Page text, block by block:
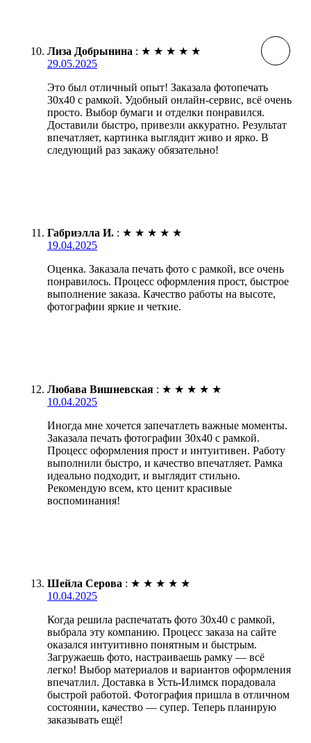
Лиза Добрынина : ★ ★ ★ ★ ★
29.05.2025
Это был отличный опыт! Заказала фотопечать
30х40 с рамкой. Удобный онлайн-сервис, всё очень
просто. Выбор бумаги и отделки понравился.
Доставили быстро, привезли аккуратно. Результат
впечатляет, картинка выглядит живо и ярко. В
следующий раз закажу обязательно!
Габриэлла И. : ★ ★ ★ ★ ★
19.04.2025
Оценка. Заказала печать фото с рамкой, все очень
понравилось. Процесс оформления прост, быстрое
выполнение заказа. Качество работы на высоте,
фотографии яркие и четкие.
Любава Вишневская : ★ ★ ★ ★ ★
10.04.2025
Иногда мне хочется запечатлеть важные моменты.
Заказала печать фотографии 30х40 с рамкой.
Процесс оформления прост и интуитивен. Работу
выполнили быстро, и качество впечатляет. Рамка
идеально подходит, и выглядит стильно.
Рекомендую всем, кто ценит красивые
воспоминания!
Шейла Серова : ★ ★ ★ ★ ★
10.04.2025
Когда решила распечатать фото 30х40 с рамкой,
выбрала эту компанию. Процесс заказа на сайте
оказался интуитивно понятным и быстрым.
Загружаешь фото, настраиваешь рамку — всё
легко! Выбор материалов и вариантов оформления
впечатлил. Доставка в Усть-Илимск порадовала
быстрой работой. Фотография пришла в отличном
состоянии, качество — супер. Теперь планирую
заказывать ещё!